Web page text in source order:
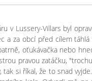
v Lussery-Villars byl
a za obcí před cílem
oťukávačka nebo
pravou zatáčku,
tak si říkal, že to snad